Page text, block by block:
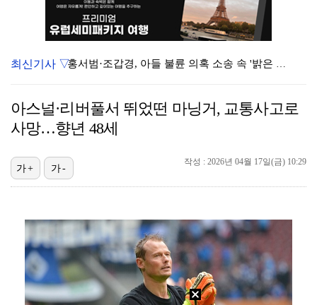
홍서범·조갑경, 아들 불륜 의혹 소송 속 '밝은 근황'…
'리틀 김연경' 손서연 28점 폭발…U17 여자배구, …
'호프', 글로벌 순항…토론토 영화제 미드나잇 매드니스…
[ST포토] 문정민, 자신감 가득
[ST포토] 문정민, 버디 성공
데이식스 영케이, '사운드플래닛페스티벌' 출격…첫 솔로…
[ST포토] 문정민, 안정된 퍼팅
최신기사 ▽
아스널·리버풀서 뛰었떤 마닝거, 교통사고로
사망…향년 48세
작성 : 2026년 04월 17일(금) 10:29
가+ 가-